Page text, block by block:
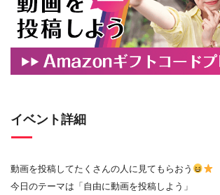
イベント詳細
動画を投稿してたくさんの人に見てもらおう
今日のテーマは「自由に動画を投稿しよう」